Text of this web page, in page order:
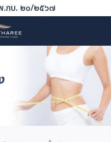
.กบ. ๒๐/๒๕๖๗